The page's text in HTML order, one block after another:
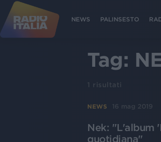
NEWS PALINSESTO
Tag:
1 risultati
NEWS 16 mag 2019
Nek: "L'album
quotidiana"